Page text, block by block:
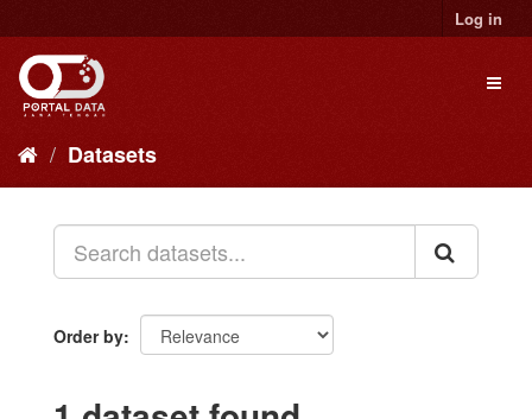
to
content
Log in
Datasets
Order by